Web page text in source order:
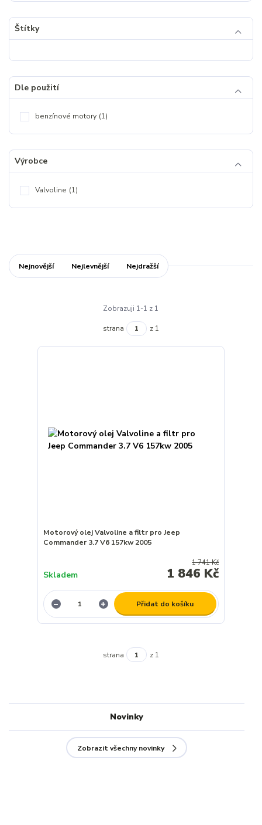
Štítky
Dle použití
benzínové motory (1)
Výrobce
Valvoline (1)
Nejnovější Nejlevnější Nejdražší
Zobrazuji 1-1 z 1
strana z 1
Motorový olej Valvoline a filtr pro Jeep
Commander 3.7 V6 157kw 2005
1 741 Kč
1 846 Kč
Skladem
Přidat do košíku
strana z 1
Novinky
Zobrazit všechny novinky